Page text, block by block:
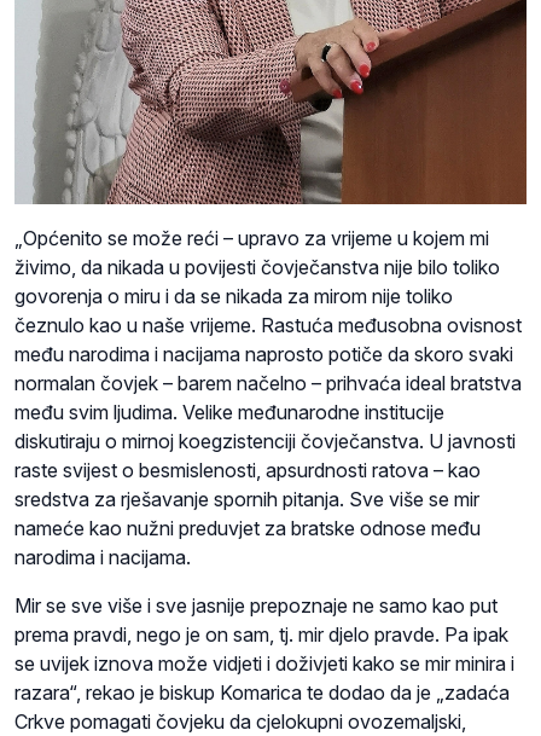
„Općenito se može reći – upravo za vrijeme u kojem mi
živimo, da nikada u povijesti čovječanstva nije bilo toliko
govorenja o miru i da se nikada za mirom nije toliko
čeznulo kao u naše vrijeme. Rastuća međusobna ovisnost
među narodima i nacijama naprosto potiče da skoro svaki
normalan čovjek – barem načelno – prihvaća ideal bratstva
među svim ljudima. Velike međunarodne institucije
diskutiraju o mirnoj koegzistenciji čovječanstva. U javnosti
raste svijest o besmislenosti, apsurdnosti ratova – kao
sredstva za rješavanje spornih pitanja. Sve više se mir
nameće kao nužni preduvjet za bratske odnose među
narodima i nacijama.
Mir se sve više i sve jasnije prepoznaje ne samo kao put
prema pravdi, nego je on sam, tj. mir djelo pravde. Pa ipak
se uvijek iznova može vidjeti i doživjeti kako se mir minira i
razara“, rekao je biskup Komarica te dodao da je „zadaća
Crkve pomagati čovjeku da cjelokupni ovozemaljski,